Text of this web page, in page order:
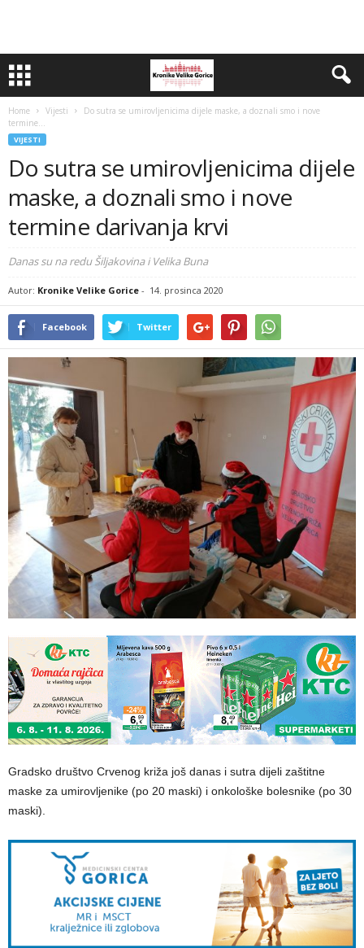
Home Vijesti
Do sutra se umirovljenicima dijele maske, a doznali smo i nove
termine...
VIJESTI
Do sutra se umirovljenicima dijele
maske, a doznali smo i nove
termine darivanja krvi
Danas su na redu Šiljakovina i Velika Buna
Autor: Kronike Velike Gorice - 14. prosinca 2020
Facebook Twitter
Gradsko društvo Crvenog križa još danas i sutra dijeli zaštitne
maske za umirovljenike (po 20 maski) i onkološke bolesnike (po 30
maski).